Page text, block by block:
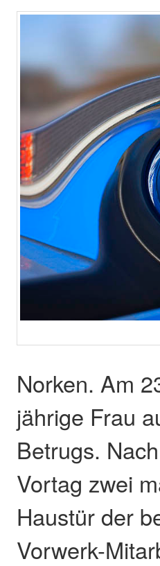
Norken. Am
jährige Frau
Betrugs.
Vortag zwei
Haustür der
Vorwerk-